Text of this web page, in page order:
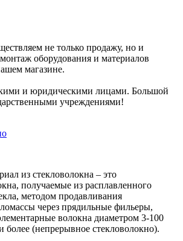
не только продажу, но и
оборудования и материалов
магазине.
и юридическими лицами. Большой
учреждениями!
из стекловолокна – это
получаемые из расплавленного
методом продавливания
через прядильные фильеры,
волокна диаметром 3-100
(непрерывное стекловолокно).